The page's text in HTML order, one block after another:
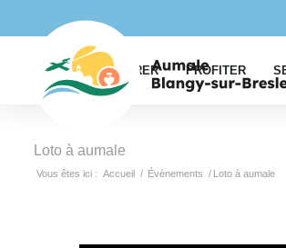
EXPLORER PROFITER
Loto à aumale
Vous êtes ici : Accueil / Évènements / Loto à aumale